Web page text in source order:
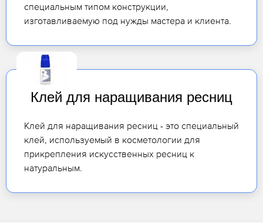
специальным типом конструкции,
изготавливаемую под нужды мастера и клиента.
Клей для наращивания ресниц
Клей для наращивания ресниц - это специальный
клей, используемый в косметологии для
прикрепления искусственных ресниц к
натуральным.